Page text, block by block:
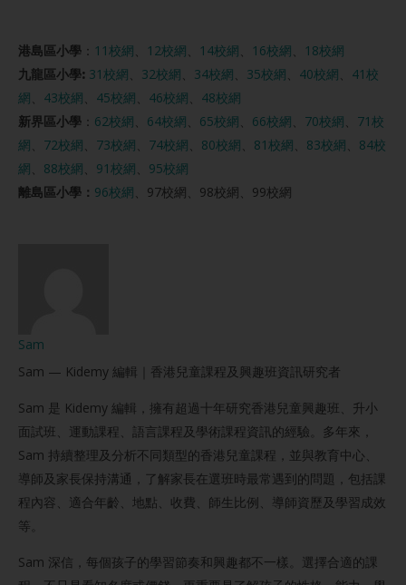
港島區小學 ： 11校網、 12校網、 14校網、 16校網、
18校網
九龍區小學: 31校網、 32校網、 34校網、 35校網、 40校網、 41校
網、 43校網、 45校網、 46校網、 48校網
新界區小學 ： 62校網、 64校網、 65校網、 66校網、 70校網、 71校
網、 72校網、 73校網、 74校網、 80校網、 81校網、 83校網、 84校
網、 88校網、 91校網、 95校網
離島區小學： 96校網、97校網、98校網、99校網
Sam
Sam — Kidemy 編輯｜香港兒童課程及興趣班資訊研究者
Sam 是 Kidemy 編輯，擁有超過十年研究香港兒童興趣班、升小
面試班、運動課程、語言課程及學術課程資訊的經驗。多年來，
Sam 持續整理及分析不同類型的香港兒童課程，並與教育中心、
導師及家長保持溝通，了解家長在選班時最常遇到的問題，包括課
程內容、適合年齡、地點、收費、師生比例、導師資歷及學習成效
等。
Sam 深信，每個孩子的學習節奏和興趣都不一樣。選擇合適的課